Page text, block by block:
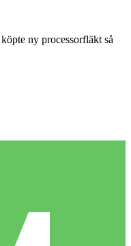
ny processorfläkt så